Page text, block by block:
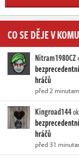
CO SE DĚJE V
Nitram1980CZ
hráčů
před 2
Kingroad144
hráčů
před 31